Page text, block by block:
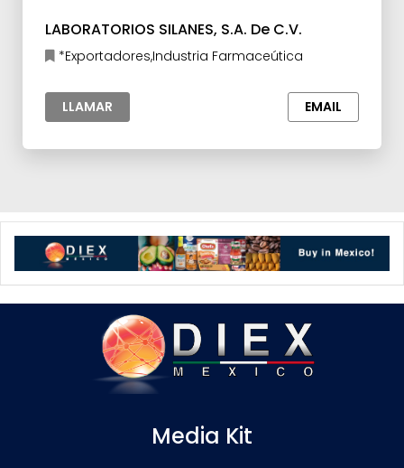
LABORATORIOS SILANES, S.A. De C.V.
*Exportadores,Industria Farmaceútica
LLAMAR EMAIL
Media Kit